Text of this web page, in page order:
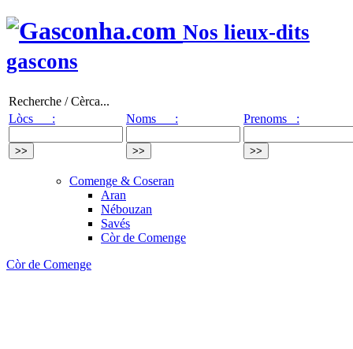
Nos lieux-dits
gascons
Recherche / Cèrca...
Lòcs :
Noms : Prenoms :
Comenge & Coseran
Aran
Nébouzan
Savés
Còr de Comenge
Còr de Comenge